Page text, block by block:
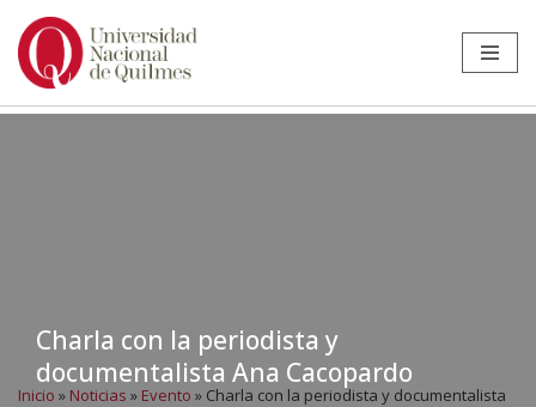
Ir
Charla con la periodista y
documentalista Ana Cacopardo
Inicio » Noticias » Evento » Charla con la periodista y documentalista